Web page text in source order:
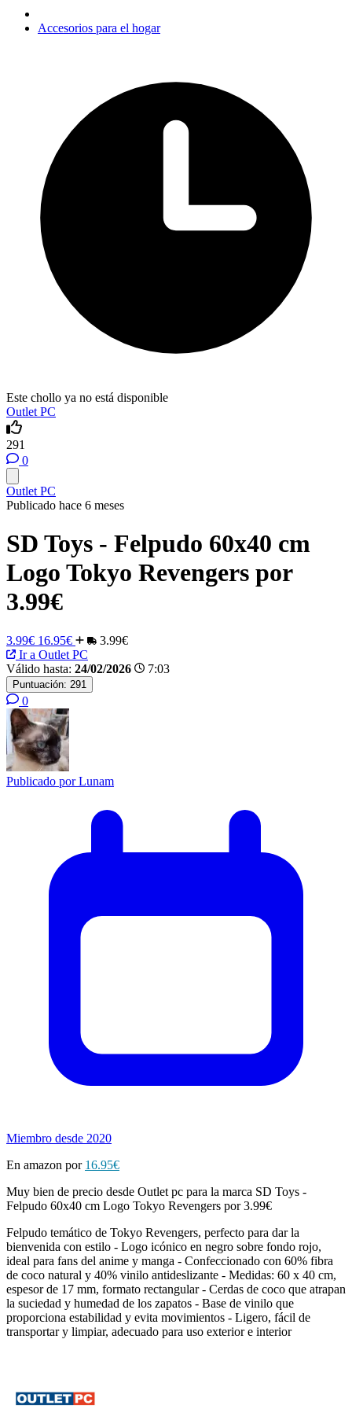
Accesorios para el hogar
Este chollo ya no está disponible
Outlet PC
291
0
Outlet PC
Publicado hace 6 meses
SD Toys - Felpudo 60x40 cm
Logo Tokyo Revengers por
3.99€
3.99€ 16.95€
3.99€
Ir a Outlet PC
Válido hasta: 24/02/2026 7:03
Puntuación: 291
0
Publicado porLunam
Miembro desde 2020
En amazon por 16.95€
Muy bien de precio desde Outlet pc para la marca SD Toys -
Felpudo 60x40 cm Logo Tokyo Revengers por 3.99€
Felpudo temático de Tokyo Revengers, perfecto para dar la
bienvenida con estilo - Logo icónico en negro sobre fondo rojo,
ideal para fans del anime y manga - Confeccionado con 60% fibra
de coco natural y 40% vinilo antideslizante - Medidas: 60 x 40 cm,
espesor de 17 mm, formato rectangular - Cerdas de coco que atrapan
la suciedad y humedad de los zapatos - Base de vinilo que
proporciona estabilidad y evita movimientos - Ligero, fácil de
transportar y limpiar, adecuado para uso exterior e interior